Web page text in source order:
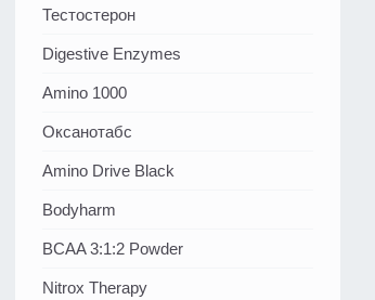
Тестостерон
Digestive Enzymes
Amino 1000
Оксанотабс
Amino Drive Black
Bodyharm
BCAA 3:1:2 Powder
Nitrox Therapy